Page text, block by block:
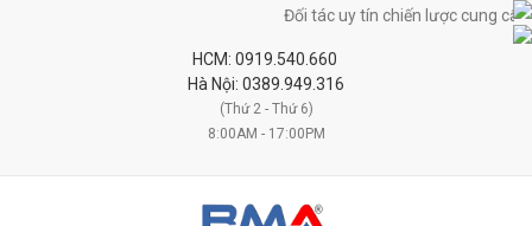
Đối tác uy tín chiến lược cung cấp
HCM: 0919.540.660
Hà Nội: 0389.949.316
(Thứ 2 - Thứ 6)
8:00AM - 17:00PM